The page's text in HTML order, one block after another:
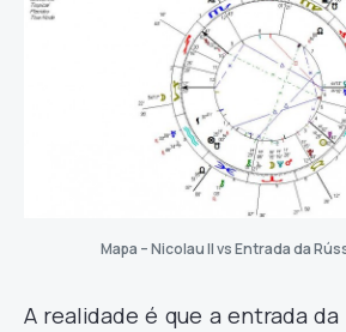
Mapa – Nicolau II vs Entrada da
A realidade é que a entrada da